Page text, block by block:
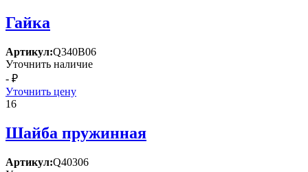
Гайка
Артикул:Q340B06
Уточнить наличие
- ₽
Уточнить цену
16
Шайба пружинная
Артикул:Q40306